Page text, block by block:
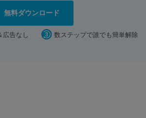
もっと見る
無料ダウンロード
広告なし 数ステップで誰でも簡単解除